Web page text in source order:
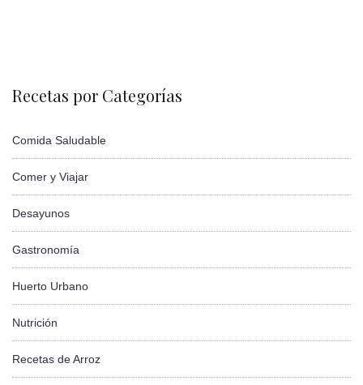
Recetas por Categorías
Comida Saludable
Comer y Viajar
Desayunos
Gastronomía
Huerto Urbano
Nutrición
Recetas de Arroz